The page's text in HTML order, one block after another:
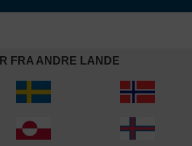
FRA ANDRE LANDE